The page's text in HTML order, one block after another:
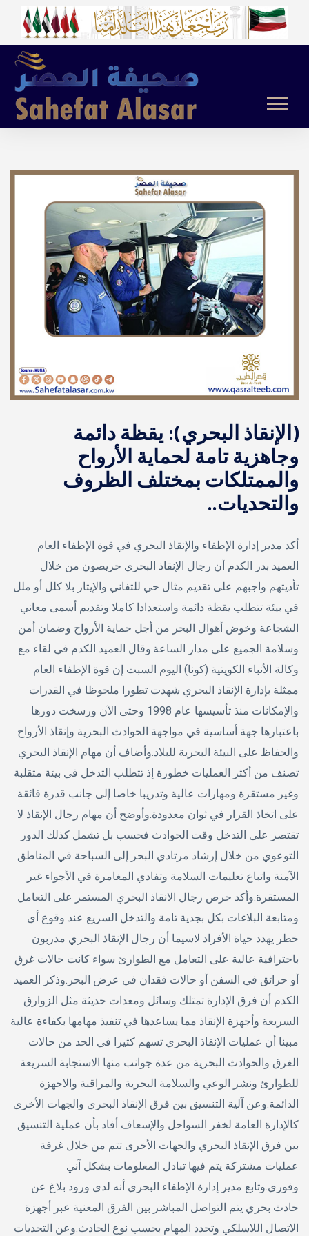
(الإنقاذ البحري): يقظة دائمة
وجاهزية تامة لحماية الأرواح
والممتلكات بمختلف الظروف
والتحديات..
أكد مدير إدارة الإطفاء والإنقاذ البحري في قوة الإطفاء العام
العميد بدر الكدم أن رجال الإنقاذ البحري حريصون من خلال
تأديتهم واجبهم على تقديم مثال حي للتفاني والإيثار بلا كلل أو ملل
في بيئة تتطلب يقظة دائمة واستعدادا كاملا وتقديم أسمى معاني
الشجاعة وخوض أهوال البحر من أجل حماية الأرواح وضمان أمن
وسلامة الجميع على مدار الساعة.وقال العميد الكدم في لقاء مع
وكالة الأنباء الكويتية (كونا) اليوم السبت إن قوة الإطفاء العام
ممثلة بإدارة الإنقاذ البحري شهدت تطورا ملحوظا في القدرات
والإمكانات منذ تأسيسها عام 1998 وحتى الآن ورسخت دورها
باعتبارها جهة أساسية في مواجهة الحوادث البحرية وإنقاذ الأرواح
والحفاظ على البيئة البحرية للبلاد.وأضاف أن مهام الإنقاذ البحري
تصنف من أكثر العمليات خطورة إذ تتطلب التدخل في بيئة متقلبة
وغير مستقرة ومهارات عالية وتدريبا خاصا إلى جانب قدرة فائقة
على اتخاذ القرار في ثوان معدودة.وأوضح أن مهام رجال الإنقاذ لا
تقتصر على التدخل وقت الحوادث فحسب بل تشمل كذلك الدور
التوعوي من خلال إرشاد مرتادي البحر إلى السباحة في المناطق
الآمنة واتباع تعليمات السلامة وتفادي المغامرة في الأجواء غير
المستقرة.وأكد حرص رجال الانقاذ البحري المستمر على التعامل
ومتابعة البلاغات بكل بجدية تامة والتدخل السريع عند وقوع أي
خطر يهدد حياة الأفراد لاسيما أن رجال الإنقاذ البحري مدربون
باحترافية عالية على التعامل مع الطوارئ سواء كانت حالات غرق
أو حرائق في السفن أو حالات فقدان في عرض البحر.وذكر العميد
الكدم أن فرق الإدارة تمتلك وسائل ومعدات حديثة مثل الزوارق
السريعة وأجهزة الإنقاذ مما يساعدها في تنفيذ مهامها بكفاءة عالية
مبينا أن عمليات الإنقاذ البحري تسهم كثيرا في الحد من حالات
الغرق والحوادث البحرية من عدة جوانب منها الاستجابة السريعة
للطوارئ ونشر الوعي والسلامة البحرية والمراقبة والاجهزة
الدائمة.وعن آلية التنسيق بين فرق الإنقاذ البحري والجهات الأخرى
كالإدارة العامة لخفر السواحل والإسعاف أفاد بأن عملية التنسيق
بين فرق الإنقاذ البحري والجهات الأخرى تتم من خلال غرفة
عمليات مشتركة يتم فيها تبادل المعلومات بشكل آني
وفوري.وتابع مدير إدارة الإطفاء البحري أنه لدى ورود بلاغ عن
حادث بحري يتم التواصل المباشر بين الفرق المعنية عبر أجهزة
الاتصال اللاسلكي وتحدد المهام بحسب نوع الحادث.وعن التحديات